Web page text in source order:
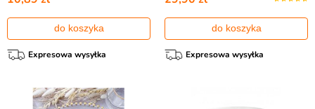
do koszyka
Expresowa wysyłka
do koszyka
Expresowa wysyłka